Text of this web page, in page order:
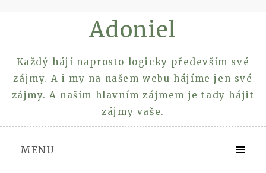
Adoniel
Každý hájí naprosto logicky především své
zájmy. A i my na našem webu hájíme jen své
zájmy. A naším hlavním zájmem je tady hájit
zájmy vaše.
MENU